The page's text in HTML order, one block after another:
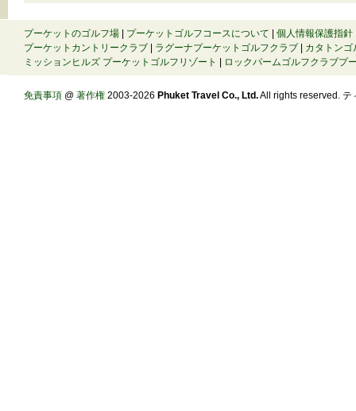
プーケットのゴルフ場 プーケットゴルフコースについて 個人情報保護指針
プーケットカントリークラブ
ラグーナプーケットゴルフクラブ
カタトンゴ
ミッションヒルズ プーケットゴルフリゾート
ロックパームゴルフクラブプ
免責事項 @ 著作権 2003-2026 Phuket Travel Co., Ltd.All rights reserved. テ